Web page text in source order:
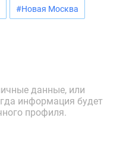
#Новая Москва
данные, или
информация будет
профиля.